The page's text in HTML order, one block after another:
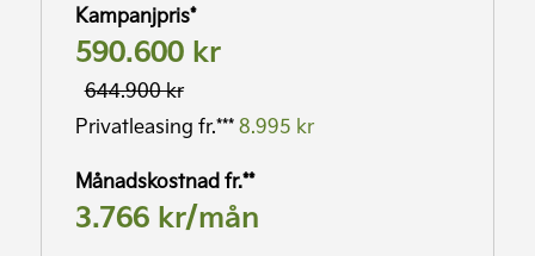
*Kia Företagsleasing exkl. moms 36 månader, 20% första förhöjd
hyra, restvärde beroende på modell. Uppläggning- & aviavgifter
tillkommer. Månadshyran är rörlig och kan förändras baserat på
**Förmånsvärde per månad, exempel vid 50% marginalskatt.
Kampanjpris*
590.600 kr
644.900 kr
Privatleasing fr.***8.995 kr
Månadskostnad fr.**
3.766 kr/mån